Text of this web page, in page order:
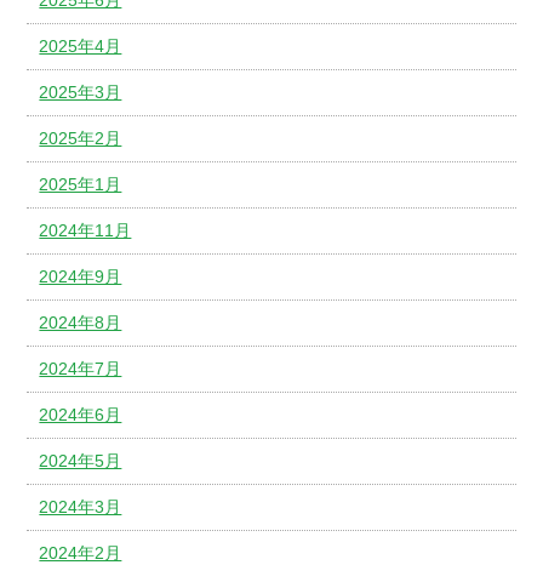
2025年4月
2025年3月
2025年2月
2025年1月
2024年11月
2024年9月
2024年8月
2024年7月
2024年6月
2024年5月
2024年3月
2024年2月